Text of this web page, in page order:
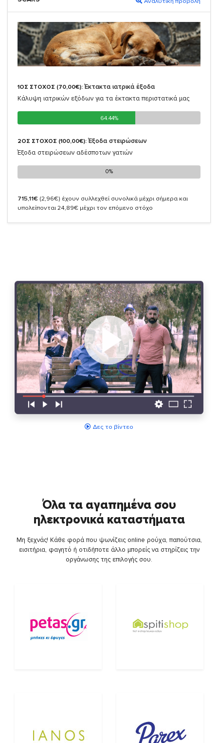
1ΟΣ ΣΤΟΧΟΣ (70,00€): Έκτακτα ιατρικά έξοδα
Κάλυψη ιατρικών εξόδων για τα έκτακτα περιστατικά μας
64.44%
64.44%
2ΟΣ ΣΤΟΧΟΣ (100,00€): Έξοδα στειρώσεων
Έξοδα στειρώσεων αδέσποτων γατιών
0%
0%
715,11€ (2,96€) έχουν συλλεχθεί συνολικά μέχρι σήμερα και
υπολείπονται 24,89€ μέχρι τον επόμενο στόχο
Δες το βίντεο
Όλα τα αγαπημένα σου
ηλεκτρονικά καταστήματα
Μη ξεχνάς! Κάθε φορά που ψωνίζεις online ρούχα, παπούτσια,
εισιτήρια, φαγητό ή οτιδήποτε άλλο μπορείς να στηρίζεις την
οργάνωσης της επιλογής σου.